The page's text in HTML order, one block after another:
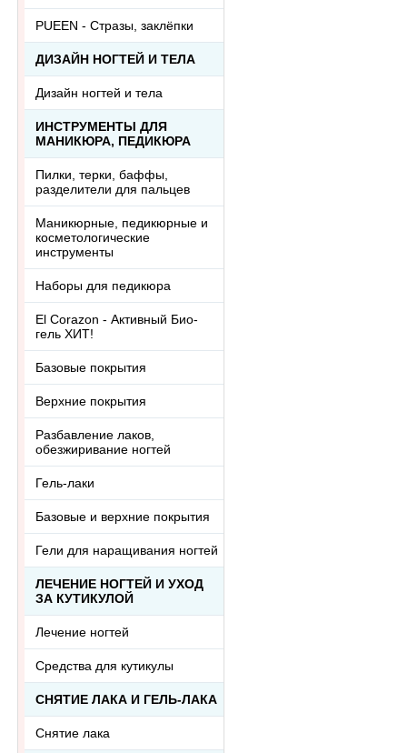
PUEEN - Cтразы, заклёпки
ДИЗАЙН НОГТЕЙ И ТЕЛА
Дизайн ногтей и тела
ИНСТРУМЕНТЫ ДЛЯ
МАНИКЮРА, ПЕДИКЮРА
Пилки, терки, баффы,
разделители для пальцев
Маникюрные, педикюрные и
косметологические
инструменты
Наборы для педикюра
El Corazon - Активный Био-
гель ХИТ!
Базовые покрытия
Верхние покрытия
Разбавление лаков,
обезжиривание ногтей
Гель-лаки
Базовые и верхние покрытия
Гели для наращивания ногтей
ЛЕЧЕНИЕ НОГТЕЙ И УХОД
ЗА КУТИКУЛОЙ
Лечение ногтей
Средства для кутикулы
СНЯТИЕ ЛАКА И ГЕЛЬ-ЛАКА
Снятие лака